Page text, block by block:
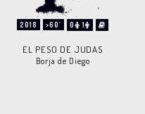
2018 >60' 0 1
EL PESO DE JUDAS
Borja de Diego